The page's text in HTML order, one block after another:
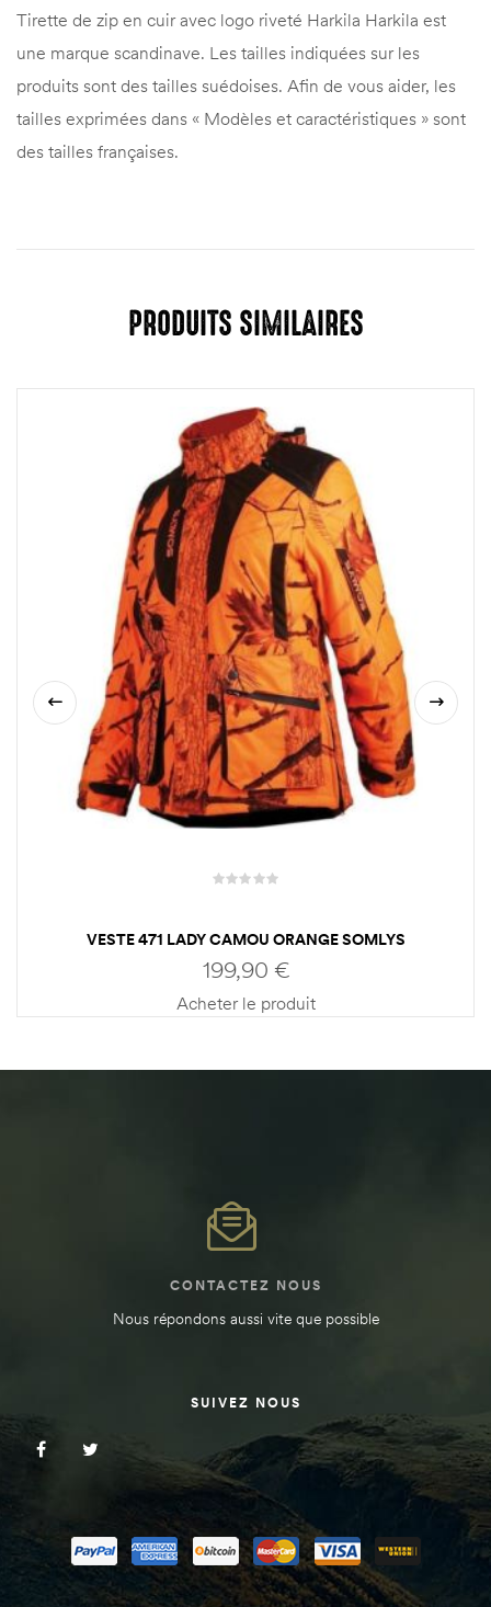
Tirette de zip en cuir avec logo riveté Harkila Harkila est
une marque scandinave. Les tailles indiquées sur les
produits sont des tailles suédoises. Afin de vous aider, les
tailles exprimées dans « Modèles et caractéristiques » sont
des tailles françaises.
PRODUITS SIMILAIRES
VESTE 471 LADY CAMOU ORANGE SOMLYS
199,90 €
Acheter le produit
CONTACTEZ NOUS
Nous répondons aussi vite que possible
SUIVEZ NOUS